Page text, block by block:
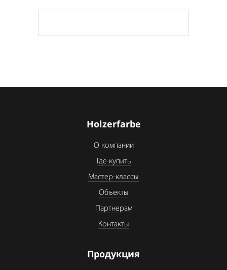
Holzerfarbe
О компании
Где купить
Мастер-классы
Объекты
Партнерам
Контакты
Продукция